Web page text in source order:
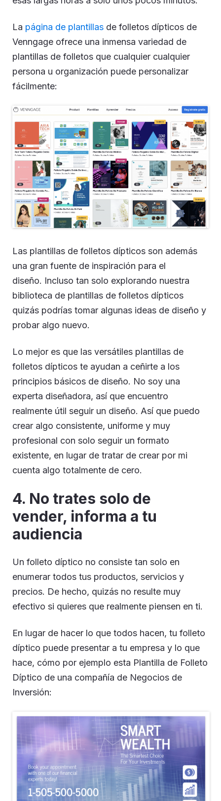
La página de plantillas de folletos dípticos de
Venngage ofrece una inmensa variedad de
plantillas de folletos que cualquier cualquier
persona u organización puede personalizar
fácilmente:
Las plantillas de folletos dípticos son además
una gran fuente de inspiración para el
diseño. Incluso tan solo explorando nuestra
biblioteca de plantillas de folletos dípticos
quizás podrías tomar algunas ideas de diseño y
probar algo nuevo.
Lo mejor es que las versátiles plantillas de
folletos dípticos te ayudan a ceñirte a los
principios básicos de diseño. No soy una
experta diseñadora, así que encuentro
realmente útil seguir un diseño. Así que puedo
crear algo consistente, uniforme y muy
profesional con solo seguir un formato
existente, en lugar de tratar de crear por mi
cuenta algo totalmente de cero.
4. No trates solo de
vender, informa a tu
audiencia
Un folleto díptico no consiste tan solo en
enumerar todos tus productos, servicios y
precios. De hecho, quizás no resulte muy
efectivo si quieres que realmente piensen en ti.
En lugar de hacer lo que todos hacen, tu folleto
díptico puede presentar a tu empresa y lo que
hace, cómo por ejemplo esta Plantilla de Folleto
Díptico de una compañía de Negocios de
Inversión: